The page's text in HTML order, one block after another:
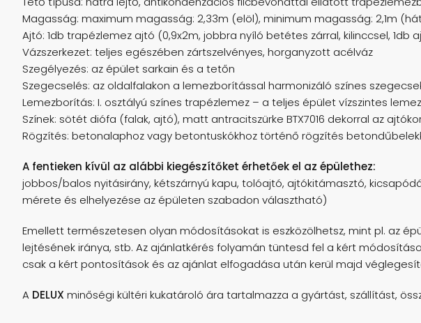
Magasság: maximum magasság: 2,33m (elöl), minimum magasság: 2,1m
Ajtó: 1db trapézlemez ajtó (0,9x2m, jobbra nyíló betétes zárral, kilinccsel,
Vázszerkezet: teljes egészében zártszelvényes, horganyzott acélváz
Szegélyezés: az épület sarkain és a tetőn
Szegecselés: az oldalfalakon a lemezborítással harmonizáló színes
Lemezborítás: I. osztályú színes trapézlemez – a teljes épület vízszintes
Színek: sötét diófa (falak, ajtó), matt antracitszürke BTX7016 dekorral az
Rögzítés: betonalaphoz vagy betontuskókhoz történő rögzítés
A fentieken kívül az alábbi kiegészítőket érhetőek el az épülethez:
jobbos/balos nyitásirány, kétszárnyú kapu, tolóajtó, ajtókitámasztó,
mérete és elhelyezése az épületen szabadon választható)
Emellett természetesen olyan módosításokat is eszközölhetsz, mint pl. az
lejtésének iránya, stb. Az ajánlatkérés folyamán tüntesd fel a kért
csak a kért pontosítások és az ajánlat elfogadása után kerül majd
A DELUX minőségi kültéri kukatároló ára tartalmazza a gyártást, szállítást,